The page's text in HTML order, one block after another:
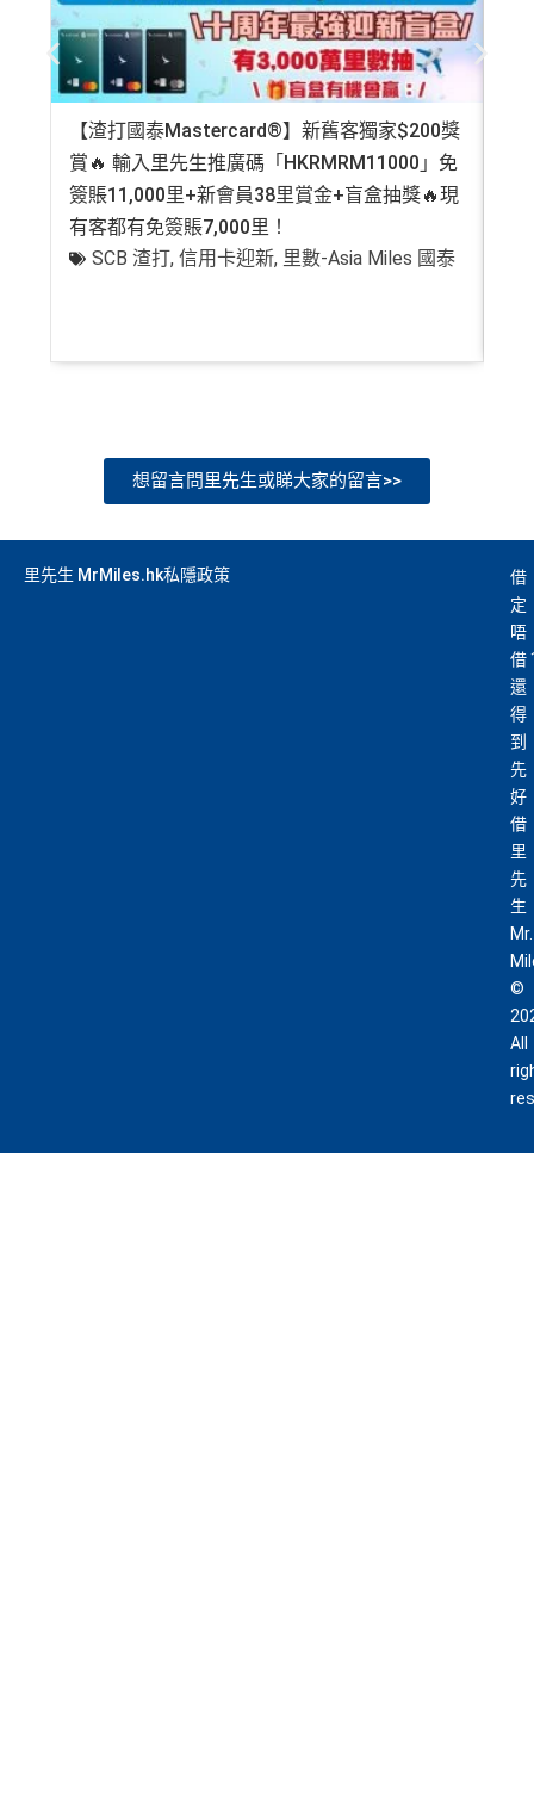
【渣打國泰Mastercard®】新舊客獨家$200獎
賞🔥 輸入里先生推廣碼「HKRMRM11000」免
簽賬11,000里+新會員38里賞金+盲盒抽獎🔥現
有客都有免簽賬7,000里！
SCB 渣打,信用卡迎新, 里數-Asia Miles 國泰
想留言問里先生或睇大家的留言>>
里先生 MrMiles.hk私隱政策
借
定
唔
借
還
得
到
先
好
借
里
先
生
Mr.
©
All